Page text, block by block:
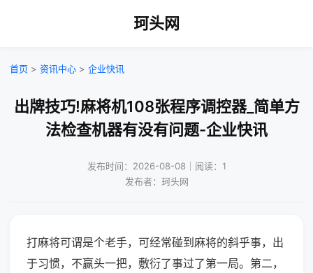
珂头网
首页 > 资讯中心 > 企业快讯
出牌技巧!麻将机108张程序调控器_简单方
法检查机器有没有问题-企业快讯
发布时间：2026-08-08｜阅读：1
发布者：珂头网
打麻将可谓是个老手，可经常碰到麻将的斜乎事，出
于习惯，不赢头一把，敷衍了事过了第一局。第二，